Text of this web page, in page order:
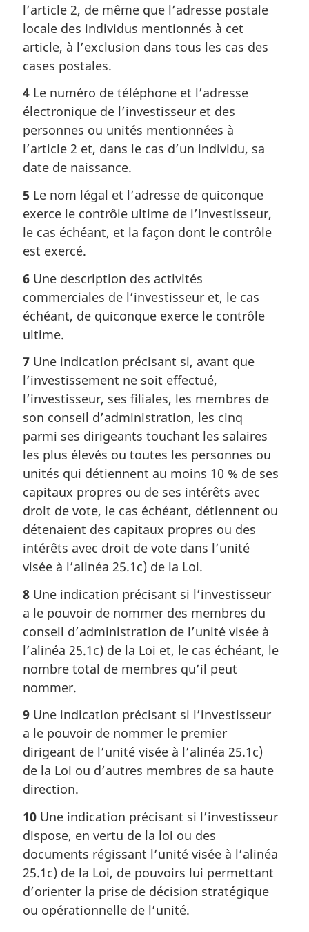
l’article 2, de même que l’adresse postale
locale des individus mentionnés à cet
article, à l’exclusion dans tous les cas des
cases postales.
4 Le numéro de téléphone et l’adresse
électronique de l’investisseur et des
personnes ou unités mentionnées à
l’article 2 et, dans le cas d’un individu, sa
date de naissance.
5 Le nom légal et l’adresse de quiconque
exerce le contrôle ultime de l’investisseur,
le cas échéant, et la façon dont le contrôle
est exercé.
6 Une description des activités
commerciales de l’investisseur et, le cas
échéant, de quiconque exerce le contrôle
ultime.
7 Une indication précisant si, avant que
l’investissement ne soit effectué,
l’investisseur, ses filiales, les membres de
son conseil d’administration, les cinq
parmi ses dirigeants touchant les salaires
les plus élevés ou toutes les personnes ou
unités qui détiennent au moins 10 % de ses
capitaux propres ou de ses intérêts avec
droit de vote, le cas échéant, détiennent ou
détenaient des capitaux propres ou des
intérêts avec droit de vote dans l’unité
visée à l’alinéa 25.1c) de la Loi.
8 Une indication précisant si l’investisseur
a le pouvoir de nommer des membres du
conseil d’administration de l’unité visée à
l’alinéa 25.1c) de la Loi et, le cas échéant, le
nombre total de membres qu’il peut
nommer.
9 Une indication précisant si l’investisseur
a le pouvoir de nommer le premier
dirigeant de l’unité visée à l’alinéa 25.1c)
de la Loi ou d’autres membres de sa haute
direction.
10 Une indication précisant si l’investisseur
dispose, en vertu de la loi ou des
documents régissant l’unité visée à l’alinéa
25.1c) de la Loi, de pouvoirs lui permettant
d’orienter la prise de décision stratégique
ou opérationnelle de l’unité.